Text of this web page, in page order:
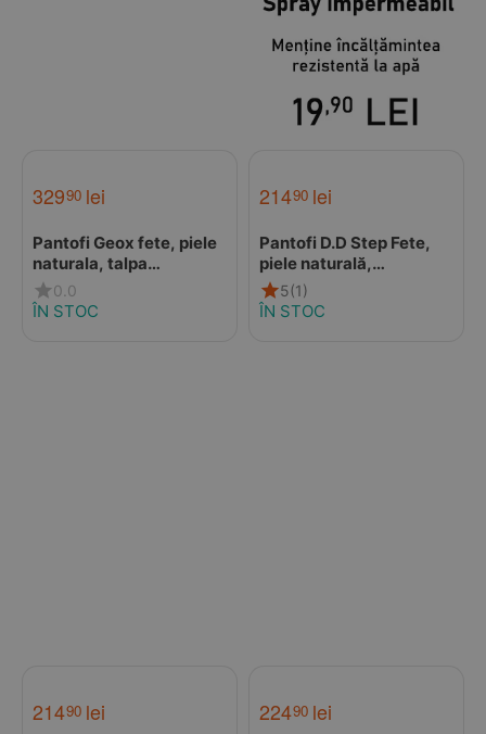
32990 lei
Pantofi Geox fete, piele
naturala, talpa
felexibila, Macchia, bej
0.0
ÎN STOC
21490 lei
Pantofi D.D Step Fete,
piele naturală,
captuseală din piele,
talpă flexibilă, roz, cu
5(1)
ÎN STOC
21490 lei 22490 lei